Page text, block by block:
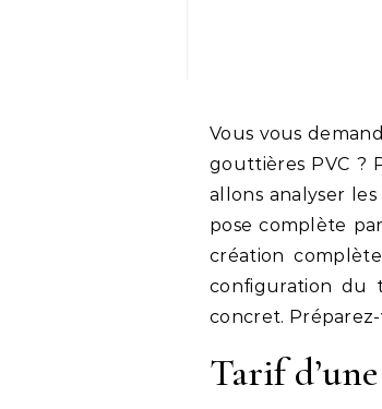
Vous vous
gouttières PVC ?
allons analyser
pose complète
création
configuration du
concret. Préparez-
Tarif